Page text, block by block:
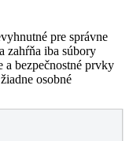
pre správne
zahŕňa iba súbory
a bezpečnostné prvky
osobné